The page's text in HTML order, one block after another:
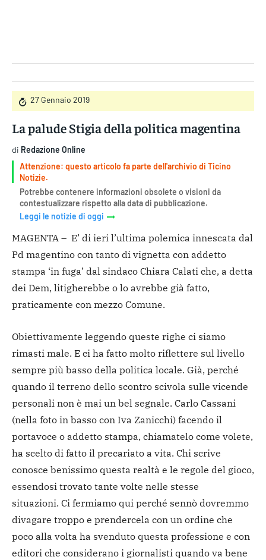
27 Gennaio 2019
La palude Stigia della politica magentina
di Redazione Online
Attenzione: questo articolo fa parte dell'archivio di Ticino
Notizie.
Potrebbe contenere informazioni obsolete o visioni da
contestualizzare rispetto alla data di pubblicazione.
Leggi le notizie di oggi
MAGENTA – E’ di ieri l’ultima polemica innescata dal
Pd magentino con tanto di vignetta con addetto
stampa ‘in fuga’ dal sindaco Chiara Calati che, a detta
dei Dem, litigherebbe o lo avrebbe già fatto,
praticamente con mezzo Comune.
Obiettivamente leggendo queste righe ci siamo
rimasti male. E ci ha fatto molto riflettere sul livello
sempre più basso della politica locale. Già, perché
quando il terreno dello scontro scivola sulle vicende
personali non è mai un bel segnale. Carlo Cassani
(nella foto in basso con Iva Zanicchi) facendo il
portavoce o addetto stampa, chiamatelo come volete,
ha scelto di fatto il precariato a vita. Chi scrive
conosce benissimo questa realtà e le regole del gioco,
essendosi trovato tante volte nelle stesse
situazioni. Ci fermiamo qui perché sennò dovremmo
divagare troppo e prendercela con un ordine che
poco alla volta ha svenduto questa professione e con
editori che considerano i giornalisti quando va bene